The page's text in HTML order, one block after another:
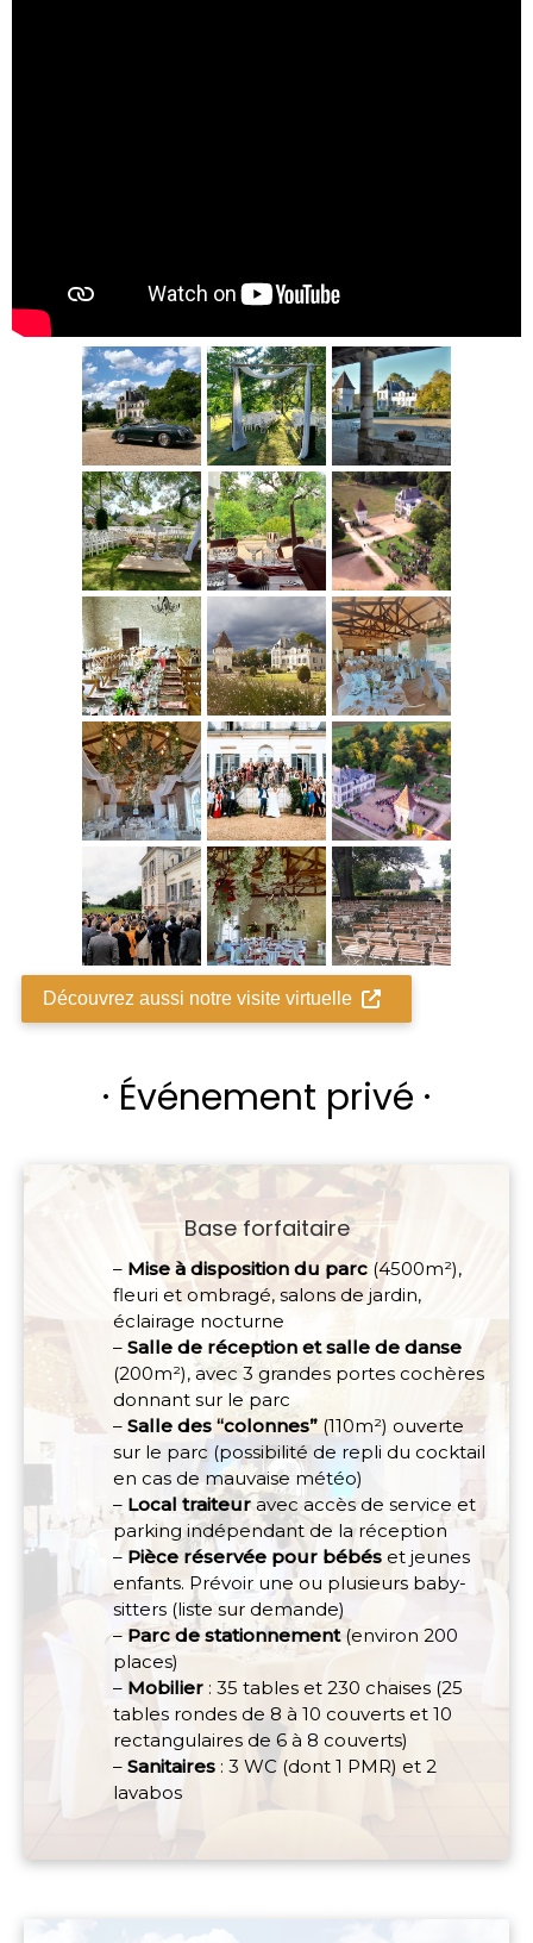
Découvrez aussi notre visite virtuelle
· Événement privé ·
Base forfaitaire
– Mise à disposition du parc (4500m²),
fleuri et ombragé, salons de jardin,
éclairage nocturne
– Salle de réception et salle de danse
(200m²), avec 3 grandes portes cochères
donnant sur le parc
– Salle des “colonnes” (110m²) ouverte
sur le parc (possibilité de repli du cocktail
en cas de mauvaise météo)
– Local traiteuravec accès de service et
parking indépendant de la réception
– Pièce réservée pour bébés et jeunes
enfants. Prévoir une ou plusieurs baby-
sitters (liste sur demande)
– Parc de stationnement(environ 200
places)
– Mobilier : 35 tables et 230 chaises (25
tables rondes de 8 à 10 couverts et 10
rectangulaires de 6 à 8 couverts)
– Sanitaires : 3 WC (dont 1 PMR) et 2
lavabos